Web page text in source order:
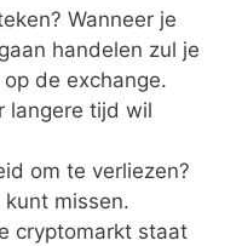
Wanneer je
handelen zul je
de exchange.
langere tijd wil
om te verliezen?
missen.
cryptomarkt staat